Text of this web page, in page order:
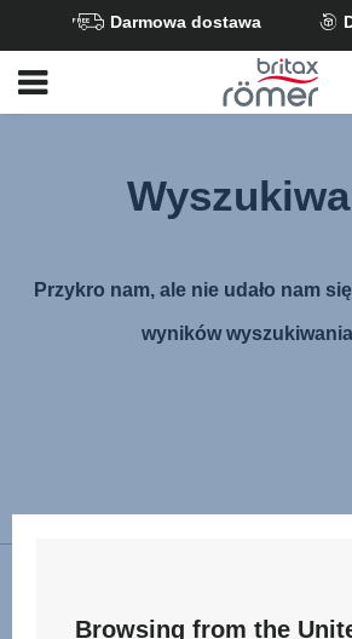
do
głównej
Darmowa dostawa
Przykro nam, ale nie udało nam
wyników
Obserwuj nas
Browsing from the